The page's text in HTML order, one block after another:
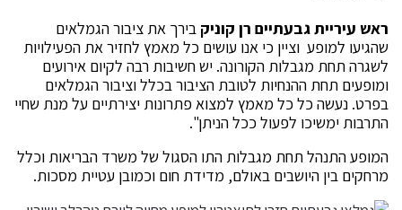
ראש עיריית גבעתיים רן קוניק בירך את ציבור הגמלאים
שהגיעו למופע וציין כי אנו עושים כל מאמץ לחזיר את הפעילויות
לשגרה תחת מגבלות הקורונה. יש חשיבות רבה לקיום אירועים
ומופעים תחת ההנחיות לטובת הציבור בכלל וציבור הגמלאים
בפרט. נעשה כל כל מאמץ למצוא פתרונות יצירתיים על מנת שחיי
התרבות ימשיכו לפעול ככל הניתן".
המופע התנהל תחת מגבלות התו הסגול של משרד הבריאות וכלל
מרחקים בין היושבים באולם, מדידת חום וכמובן עטיית מסכות.